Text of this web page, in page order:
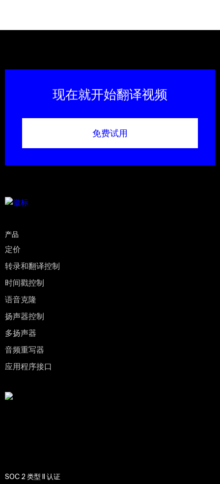
现在就开始翻译视频
免费试用
产品
定价
转录和翻译控制
时间戳控制
语音克隆
扬声器控制
多扬声器
音频重写器
应用程序接口
SOC 2 类型 II 认证